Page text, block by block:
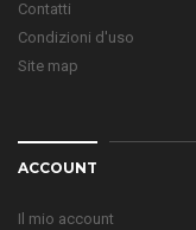
Contatti
Condizioni d'uso
Site map
ACCOUNT
Il mio account